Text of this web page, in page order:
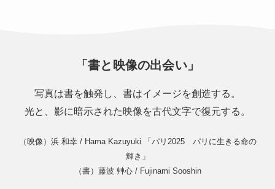
「書と映像の出会い」
写真は書を触発し、書はイメージを創造する。
光と、影に暗示された映像を古代文字で復元する。
（映像）浜 和幸 / Hama Kazuyuki 「パリ2025　パリに生きる命の
輝き」
（書）藤波 艸心 / Fujinami Sooshin